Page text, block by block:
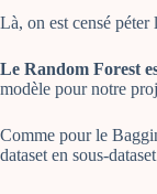
Là, on est censé péter
Le Random Forest
modèle pour notre
Comme pour le
dataset en sous-